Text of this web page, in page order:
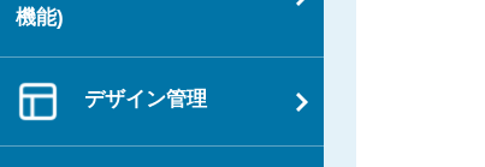
機能)
デザイン管理